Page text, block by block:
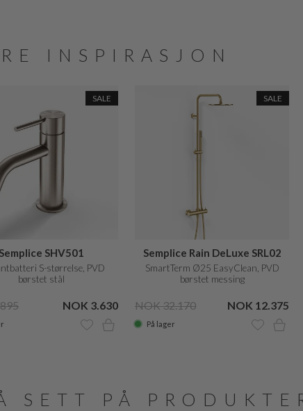
INSPIRASJON
SALE
Semplice SHV501
S-størrelse, PVD
børstet stål
NOK 3.630
SALE
Semplice Rain DeLuxe SRL02
SmartTerm Ø25 EasyClean, PVD
børstet messing
NOK 32.170 NOK 12.375
På lager
SETT PÅ